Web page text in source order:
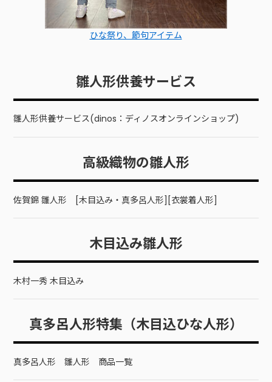
ひな祭り、節句アイテム
雛人形供養サービス
雛人形供養サービス(dinos：ディノスオンラインショップ)
高級織物の雛人形
佐賀錦 雛人形 [木目込み・真多呂人形][衣裳着人形]
木目込み雛人形
木村一秀 木目込み
真多呂人形特集（木目込ひな人形）
真多呂人形 雛人形 商品一覧